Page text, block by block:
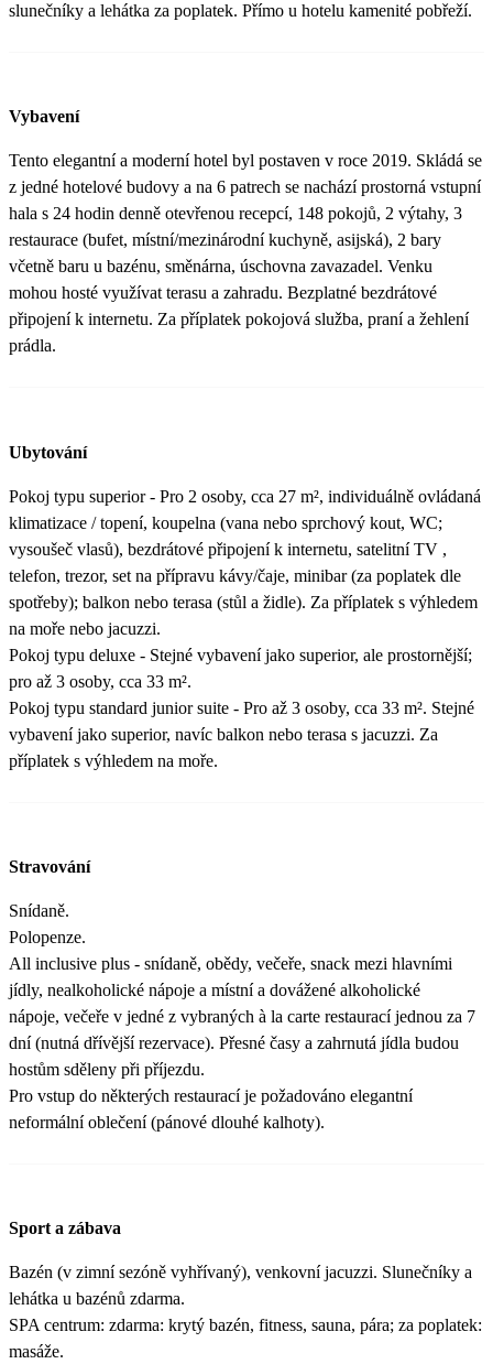
slunečníky a lehátka za poplatek. Přímo u hotelu kamenité pobřeží.
Vybavení
Tento elegantní a moderní hotel byl postaven v roce 2019. Skládá se
z jedné hotelové budovy a na 6 patrech se nachází prostorná vstupní
hala s 24 hodin denně otevřenou recepcí, 148 pokojů, 2 výtahy, 3
restaurace (bufet, místní/mezinárodní kuchyně, asijská), 2 bary
včetně baru u bazénu, směnárna, úschovna zavazadel. Venku
mohou hosté využívat terasu a zahradu. Bezplatné bezdrátové
připojení k internetu. Za příplatek pokojová služba, praní a žehlení
prádla.
Ubytování
Pokoj typu superior - Pro 2 osoby, cca 27 m², individuálně ovládaná
klimatizace / topení, koupelna (vana nebo sprchový kout, WC;
vysoušeč vlasů), bezdrátové připojení k internetu, satelitní TV ,
telefon, trezor, set na přípravu kávy/čaje, minibar (za poplatek dle
spotřeby); balkon nebo terasa (stůl a židle). Za příplatek s výhledem
na moře nebo jacuzzi.
Pokoj typu deluxe - Stejné vybavení jako superior, ale prostornější;
pro až 3 osoby, cca 33 m².
Pokoj typu standard junior suite - Pro až 3 osoby, cca 33 m². Stejné
vybavení jako superior, navíc balkon nebo terasa s jacuzzi. Za
příplatek s výhledem na moře.
Stravování
Snídaně.
Polopenze.
All inclusive plus - snídaně, obědy, večeře, snack mezi hlavními
jídly, nealkoholické nápoje a místní a dovážené alkoholické
nápoje, večeře v jedné z vybraných à la carte restaurací jednou za 7
dní (nutná dřívější rezervace). Přesné časy a zahrnutá jídla budou
hostům sděleny při příjezdu.
Pro vstup do některých restaurací je požadováno elegantní
neformální oblečení (pánové dlouhé kalhoty).
Sport a zábava
Bazén (v zimní sezóně vyhřívaný), venkovní jacuzzi. Slunečníky a
lehátka u bazénů zdarma.
SPA centrum: zdarma: krytý bazén, fitness, sauna, pára; za poplatek:
masáže.